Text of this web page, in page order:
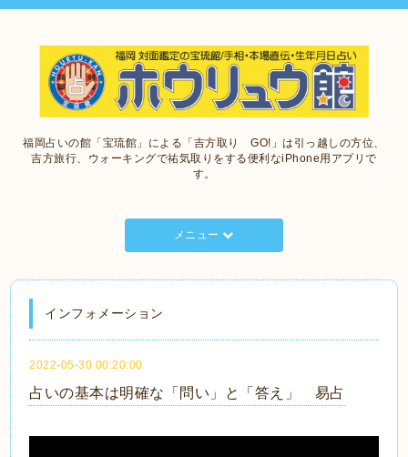
福岡占いの館「宝琉館」による「吉方取り GO!」は引っ越しの方位、
吉方旅行、ウォーキングで祐気取りをする便利なiPhone用アプリで
す。
メニュー
インフォメーション
2022-05-30 00:20:00
占いの基本は明確な「問い」と「答え」 易占